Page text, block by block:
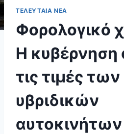
ΤΕΛΕΥΤΑΊΑ ΝΈΑ
Φορολογικό
Η κυβέρνηση
τις τιμές των
υβριδικών
αυτοκινήτων